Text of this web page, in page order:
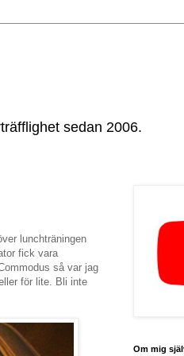
sedan 2006.
lunchträningen
fick vara
så var jag
för lite. Bli inte
Om mig